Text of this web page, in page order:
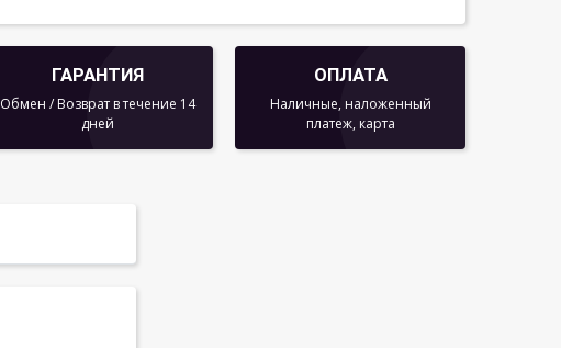
ГАРАНТИЯ
Обмен / Возврат в течение 14
дней
ОПЛАТА
Наличные, наложенный
платеж, карта